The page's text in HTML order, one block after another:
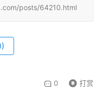
posts/64210.html
)
0 打赏